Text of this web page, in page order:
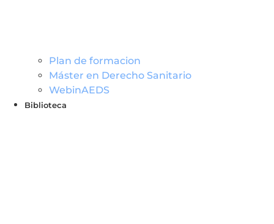
Plan de formacion
Máster en Derecho Sanitario
WebinAEDS
Biblioteca